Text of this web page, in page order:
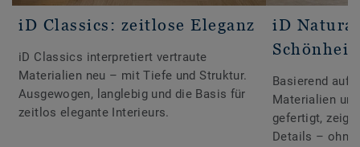
iD Classics: zeitlose Eleganz
iD Classics interpretiert vertraute
Materialien neu – mit Tiefe und Struktur.
Ausgewogen, langlebig und die Basis für
zeitlos elegante Interieurs.
iD
Schönheit
Basierend auf
Materialien
gefertigt, zeigt
Details – ohne